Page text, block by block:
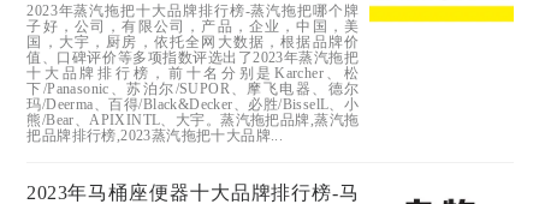
2023年蒸汽拖把十大品牌排行榜-蒸汽拖把哪个牌
子好，公司，有限公司，产品，企业，中国，美
国，大宇，厨房，依托全网大数据，根据品牌价
值、口碑评价等多项指数评选出了2023年蒸汽拖把
十大品牌排行榜，前十名分别是Karcher、松
下/Panasonic、苏泊尔/SUPOR、摩飞电器、德尔
玛/Deerma、百得/Black&Decker、必胜/BisselL、小
熊/Bear、APIXINTL、大宇。蒸汽拖把品牌,蒸汽拖
把品牌排行榜,2023蒸汽拖把十大品牌...
2023年马桶座便器十大品牌排行榜-马